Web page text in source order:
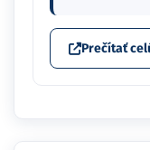
Prečítať